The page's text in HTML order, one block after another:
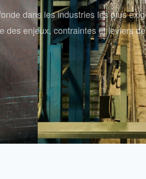
dans les industries les plus
des enjeux, contraintes et leviers